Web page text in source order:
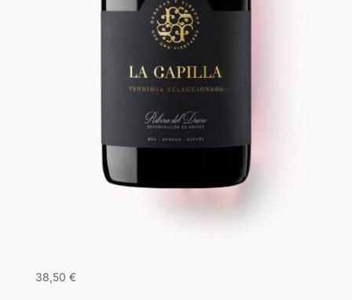
38,50 €